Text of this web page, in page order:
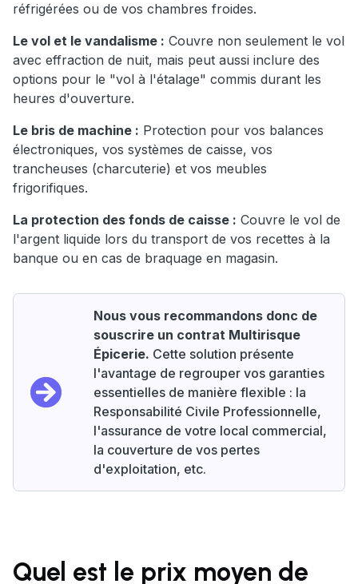
réfrigérées ou de vos chambres froides.
Le vol et le vandalisme : Couvre non seulement le vol
avec effraction de nuit, mais peut aussi inclure des
options pour le "vol à l'étalage" commis durant les
heures d'ouverture.
Le bris de machine : Protection pour vos balances
électroniques, vos systèmes de caisse, vos
trancheuses (charcuterie) et vos meubles
frigorifiques.
La protection des fonds de caisse : Couvre le vol de
l'argent liquide lors du transport de vos recettes à la
banque ou en cas de braquage en magasin.
Nous vous recommandons donc de
souscrire un contrat Multirisque
Épicerie. Cette solution présente
l'avantage de regrouper vos garanties
essentielles de manière flexible : la
Responsabilité Civile Professionnelle,
l'assurance de votre local commercial,
la couverture de vos pertes
d'exploitation, etc.
Quel est le prix moyen de